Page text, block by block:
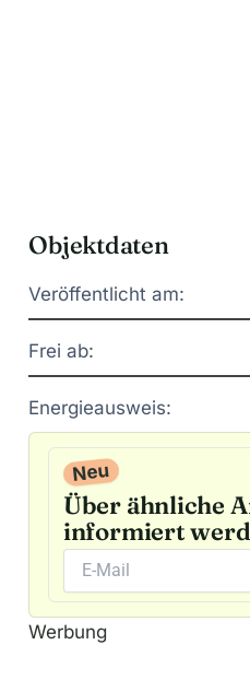
Objektdaten
Veröffentlicht am:
Frei ab:
Energieausweis:
Neu
Über ähnliche
informiert
A
l
Werbung